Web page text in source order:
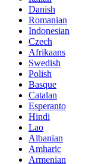
Danish
Romanian
Indonesian
Czech
Afrikaans
Swedish
Polish
Basque
Catalan
Esperanto
Hindi
Lao
Albanian
Amharic
Armenian